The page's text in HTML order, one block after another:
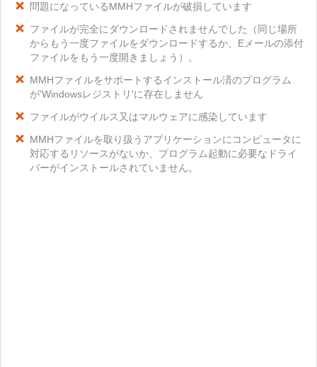
問題になっているMMHファイルが破損しています
ファイルが完全にダウンロードされませんでした（同じ場所
からもう一度ファイルをダウンロードするか、Eメールの添付
ファイルをもう一度開きましょう）。
MMHファイルをサポートするインストール済のプログラム
が'Windowsレジストリ'に存在しません
ファイルがウイルス又はマルウェアに感染しています
MMHファイルを取り扱うアプリケーションにコンピュータに
対応するリソースがないか、プログラム起動に必要なドライ
バーがインストールされていません。